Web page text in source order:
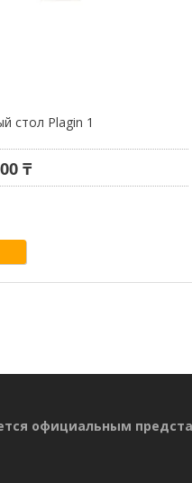
стол Plagin 1
₸
официальным